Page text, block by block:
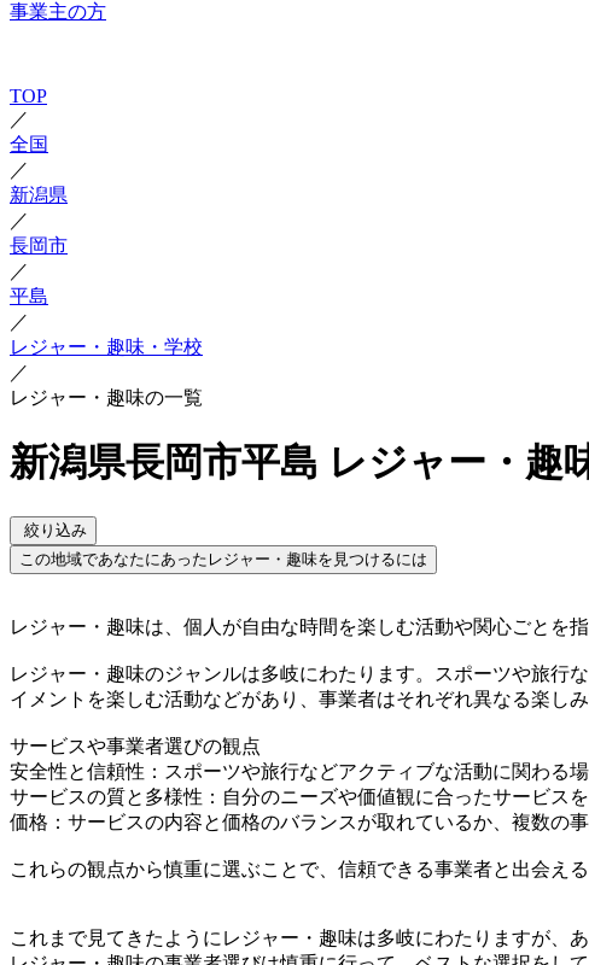
事業主の方
TOP
／
全国
／
新潟県
／
長岡市
／
平島
／
レジャー・趣味・学校
／
レジャー・趣味の一覧
新潟県長岡市平島 レジャー・趣
絞り込み
この地域であなたにあったレジャー・趣味を見つけるには
レジャー・趣味は、個人が自由な時間を楽しむ活動や関心ごとを
レジャー・趣味のジャンルは多岐にわたります。スポーツや旅行
イメントを楽しむ活動などがあり、事業者はそれぞれ異なる楽し
サービスや事業者選びの観点
安全性と信頼性：スポーツや旅行などアクティブな活動に関わる
サービスの質と多様性：自分のニーズや価値観に合ったサービス
価格：サービスの内容と価格のバランスが取れているか、複数の
これらの観点から慎重に選ぶことで、信頼できる事業者と出会える
これまで見てきたようにレジャー・趣味は多岐にわたりますが、